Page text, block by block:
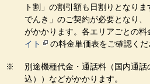
ト割」の割引額も日割りとなり
でんき」のご契約が必要となり
がかかります。各エリアごとの料
イト
の料金単価表をご確認くだ
別途機種代金・通話料（国内通
込））などがかかります。